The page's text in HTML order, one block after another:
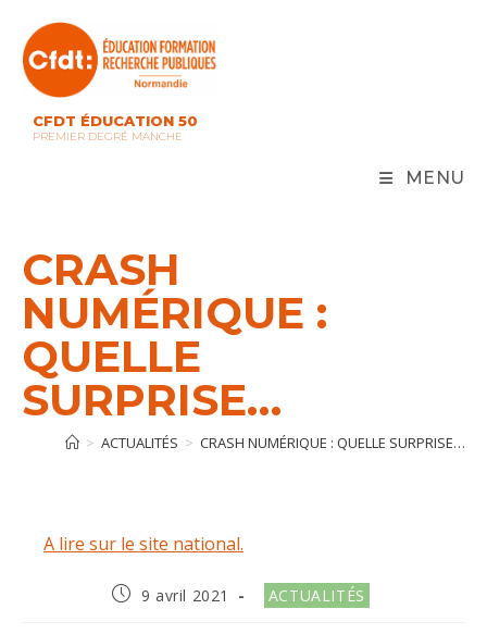
content
CFDT ÉDUCATION 50
PREMIER DEGRÉ MANCHE
MENU
CRASH
NUMÉRIQUE :
QUELLE
SURPRISE…
> ACTUALITÉS > CRASH NUMÉRIQUE : QUELLE SURPRISE…
A lire sur le site national.
Publication
9 avril 2021
Post
category:
ACTUALITÉS